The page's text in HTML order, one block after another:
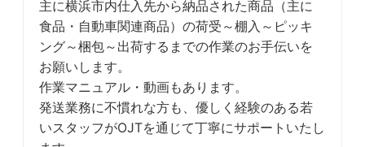
主に横浜市内仕入先から納品された商品（主に
食品・自動車関連商品）の荷受～棚入～ピッキ
ング～梱包～出荷するまでの作業のお手伝いを
お願いします。
作業マニュアル・動画もあります。
発送業務に不慣れな方も、優しく経験のある若
いスタッフがOJTを通じて丁寧にサポートいたし